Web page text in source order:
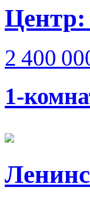
Центр:
2 400
1-